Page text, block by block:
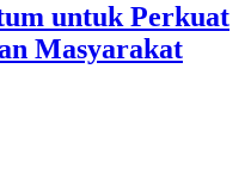
untuk Perkuat
Masyarakat